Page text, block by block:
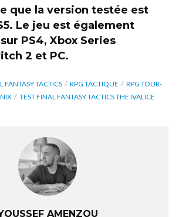
que la version testée est
. Le jeu est également
PS4, Xbox Series
2 et PC.
FANTASY TACTICS RPG TACTIQUE
RPG TOUR-
TEST FINAL FANTASY TACTICS THE IVALICE
AMENZOU